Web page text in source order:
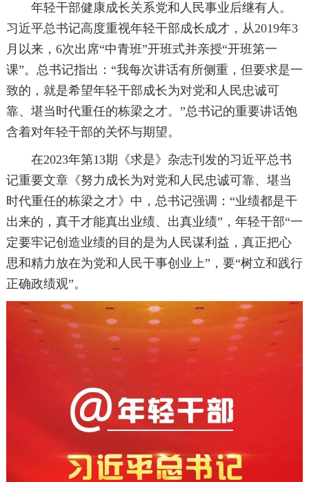
年轻干部健康成长关系党和人民事业后继有人。
习近平总书记高度重视年轻干部成长成才，从2019年3
月以来，6次出席“中青班”开班式并亲授“开班第一
课”。总书记指出：“我每次讲话有所侧重，但要求是一
致的，就是希望年轻干部成长为对党和人民忠诚可
靠、堪当时代重任的栋梁之才。”总书记的重要讲话饱
含着对年轻干部的关怀与期望。
在2023年第13期《求是》杂志刊发的习近平总书
记重要文章《努力成长为对党和人民忠诚可靠、堪当
时代重任的栋梁之才》中，总书记强调：“业绩都是干
出来的，真干才能真出业绩、出真业绩”，年轻干部“一
定要牢记创造业绩的目的是为人民谋利益，真正把心
思和精力放在为党和人民干事创业上”，要“树立和践行
正确政绩观”。